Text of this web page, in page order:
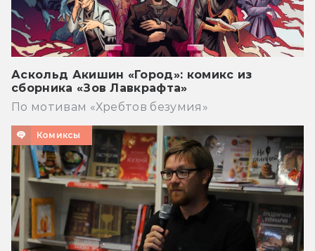
Аскольд Акишин «Город»: комикс из
сборника «Зов Лавкрафта»
По мотивам «Хребтов безумия»
Комиксы